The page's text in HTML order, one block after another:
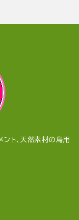
ント、天然素材の鳥用